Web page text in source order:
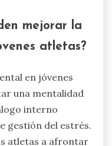
mejorar la
atletas?
en jóvenes
una mentalidad
interno
gestión del estrés.
atletas a afrontar